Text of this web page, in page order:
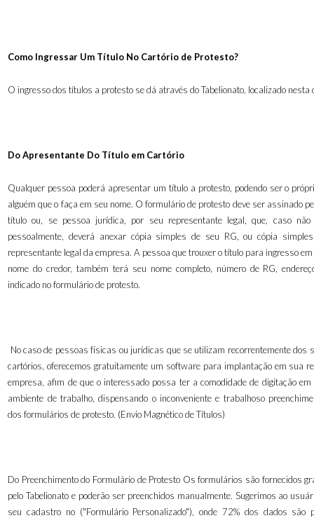
Como Ingressar Um Título No Cartório de Protesto?
O ingresso dos títulos a protesto se dá através do Tabelionato, localizado nesta
Do Apresentante Do Título em Cartório
Qualquer pessoa poderá apresentar um título a protesto, podendo ser o
alguém que o faça em seu nome. O formulário de protesto deve ser assinado
título ou, se pessoa jurídica, por seu representante legal, que, caso não
pessoalmente, deverá anexar cópia simples de seu RG, ou cópia
representante legal da empresa. A pessoa que trouxer o título para ingresso
nome do credor, também terá seu nome completo, número de RG,
indicado no formulário de protesto.
No caso de pessoas físicas ou jurídicas que se utilizam recorrentemente dos
cartórios, oferecemos gratuitamente um software para implantação em sua
empresa, afim de que o interessado possa ter a comodidade de digitação
ambiente de trabalho, dispensando o inconveniente e trabalhoso
dos formulários de protesto. (Envio Magnético de Títulos)
Do Preenchimento do Formulário de Protesto Os formulários são fornecidos
pelo Tabelionato e poderão ser preenchidos manualmente. Sugerimos ao
seu cadastro no ("Formulário Personalizado"), onde 72% dos dados são